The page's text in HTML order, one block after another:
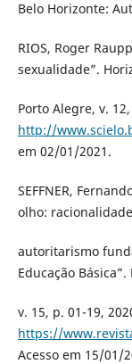
Belo Horizonte:
RIOS, Roger
sexualidade”.
Porto Alegre, v.
http://
em 02/01/2021.
SEFFNER,
olho:
autoritarismo
Educação
v. 15, p. 01-19,
https://
Acesso em 15/01/